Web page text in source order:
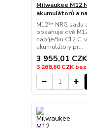
Milwaukee M12
akumulátorů a
M12™ NRG sada
obsahuje dvě
nabíječku C12 C,
akumulátory pr...
3 955,01 CZK
3 268,60 CZK